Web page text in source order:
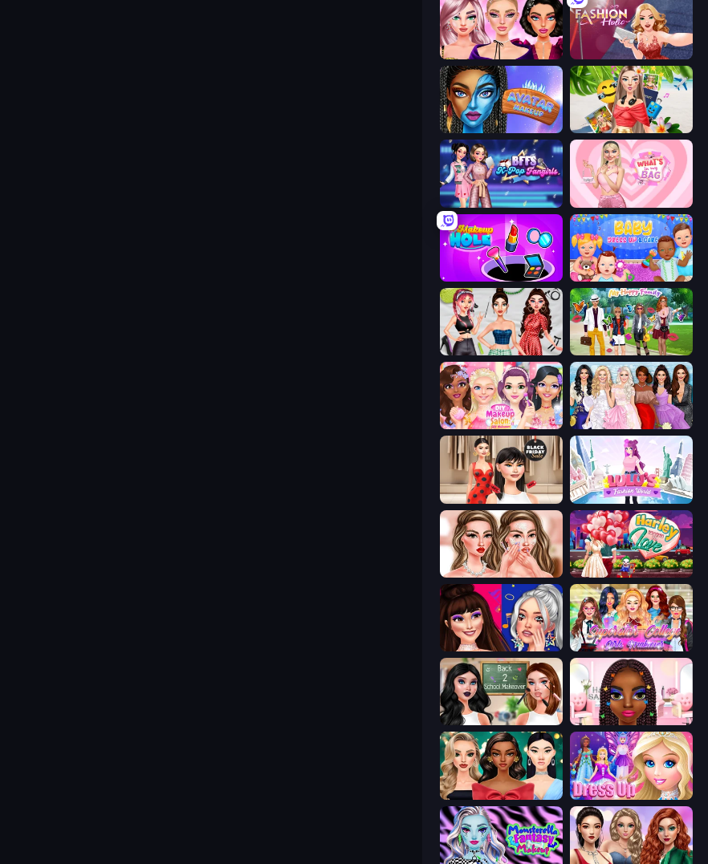
New Year Makeup Trends Fashion Holic
Avatar Make Up Travel with Me: ASMR Edition
BFFs K-Pop Fangirls What's In My Bag
Make Up Hole Baby Dress Up
Brat Girl Summer Superstar Family Dress Up
DIY Makeup Salon: SPA Makeover Model Dress Up Girl
Shopaholic Black Friday Lulu's Fashion World
Skinfluencer Beauty Routine Harley Learns To Love
Teenage Celebrity Rivalry Superstar College Girls Makeover
Braided Hairstyles Fashion
New Year's Eve Makeup Princess Dress Up